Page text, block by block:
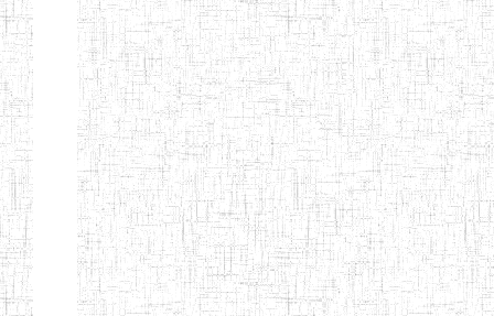
BAPTIST
TEACHERS
TRAINING
COLLEGE
08/08/1983 ENIEG
KENCHOLIA
TEACHER'S
TRAINING
COLLEGE
15/09/2015 ENIEG